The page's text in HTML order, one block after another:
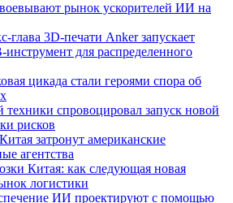
рынок ускорителей ИИ на
глава 3D-печати Anker запускает
для распределенного
цикада стали героями спора об
спровоцировал запуск новой
рисков
затронут американские
агентства
Китая: как следующая новая
логистики
ИИ проектируют с помощью